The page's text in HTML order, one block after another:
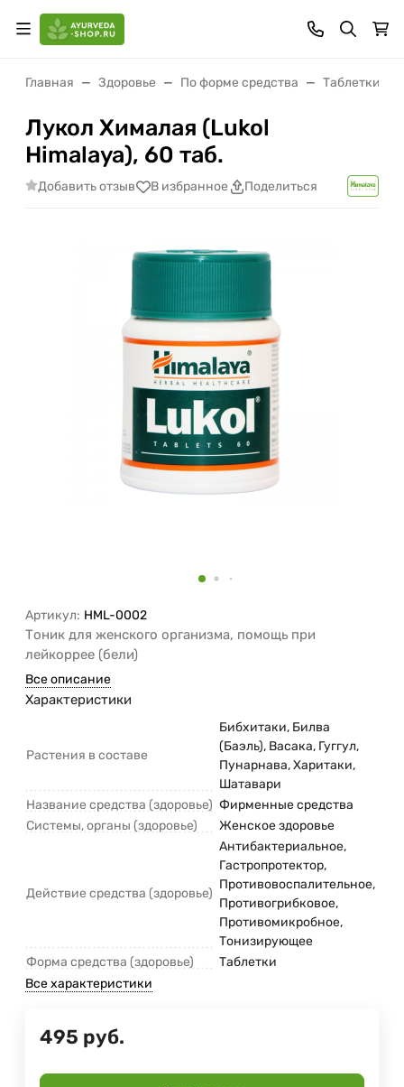
Главная Здоровье По форме средства Таблетки
Лукол Хималая (Lukol
Himalaya), 60 таб.
Добавить отзыв В избранное Поделиться
Артикул: HML-0002
Тоник для женского организма, помощь при
лейкоррее (бели)
Все описание
Характеристики
Растения в составе
Бибхитаки, Билва
(Баэль), Васака, Гуггул,
Пунарнава, Харитаки,
Шатавари
Название средства (здоровье) Фирменные средства
Системы, органы (здоровье)
Женское здоровье
Действие средства (здоровье)
Антибактериальное,
Гастропротектор,
Противовоспалительное,
Противогрибковое,
Противомикробное,
Тонизирующее
Форма средства (здоровье)
Таблетки
Все характеристики
495 руб.